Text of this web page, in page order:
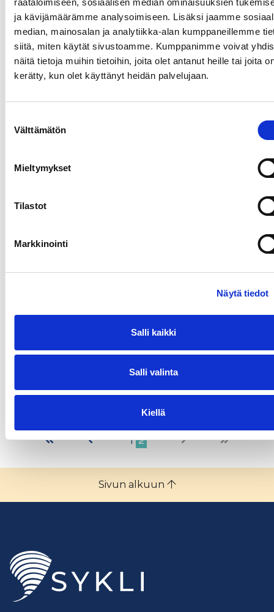
ja kävijämäärämme analysoimiseen. Lisäksi jaamme
median, mainosalan ja analytiikka-alan kumppaneillemme
siitä, miten käytät sivustoamme. Kumppanimme voivat
näitä tietoja muihin tietoihin, joita olet antanut heille tai joita
kerätty, kun olet käyttänyt heidän palvelujaan.
valinta
Välttämätön
Mieltymykset
Tilastot
Markkinointi
Näytä tiedot
Salli kaikki
Salli valinta
Kiellä
Kiinteistöjen sähköjärjestelmät
Sähköturvallisuuslainsäädäntö Sähkön käyttöön liittyy
vaaroja, joten sitä on säännelty sähkön käytön
perusvaatimukset löytyvät sähköturvallisuuslaista (nro
sähkömagneettista yhteensopivuutta
Lue lisää
Internet Of things ja pilvipalvelut
Internet of things IOT (teollinen internet) Älykkäiden
tiedonsiirtomahdollisuuksien kasvaessa. Hyvänä
esimerkkiä ovat erilaiset mobiilisovellukset, jotka
hyödyntävät perinteisten langattomien tietoverkkojen
Lue lisää
12
Sivun alkuun